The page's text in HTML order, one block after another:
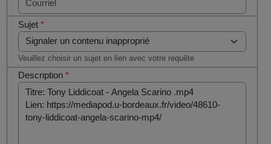
Sujet*
Veuillez choisir un sujet en lien avec votre requête
Description*